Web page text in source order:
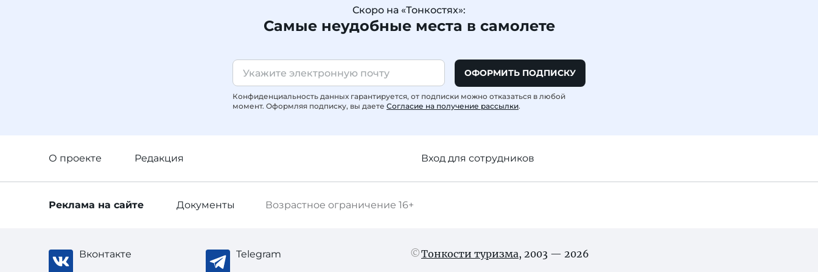
Скоро на «Тонкостях»:
Самые неудобные места в самолете
ОФОРМИТЬ ПОДПИСКУ
Конфиденциальность данных гарантируется, от подписки можно отказаться в любой
момент. Оформляя подписку, вы даете Согласие на получение рассылки.
О проекте Редакция Вход для сотрудников
Возрастное ограничение 16+
Реклама на сайте Документы
Вконтакте Telegram Тонкости туризма, 2003 — 2026